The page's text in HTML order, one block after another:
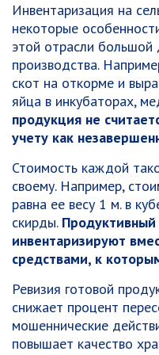
Инвентаризация на
некоторые
этой отрасли большой
производства.
скот на откорме и
яйца в инкубаторах,
продукция не
учету как
Стоимость каждой
своему. Например,
равна ее весу 1 м. в
скирды.
инвентаризируют
средствами, к
Ревизия готовой
снижает процент
мошеннические
повышает качество